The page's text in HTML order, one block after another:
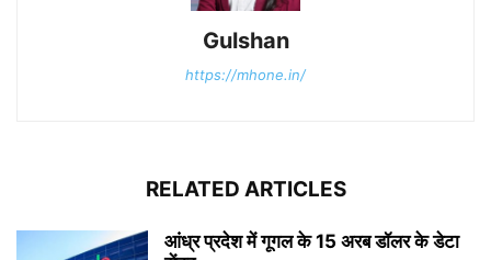
Gulshan
https://mhone.in/
RELATED ARTICLES
आंध्र प्रदेश में गूगल के 15 अरब डॉलर के डेटा